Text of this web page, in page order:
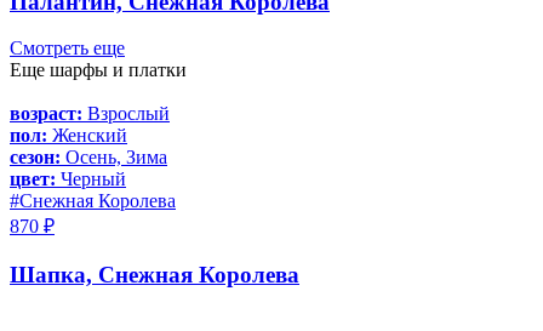
Смотреть еще
Еще шарфы и платки
возраст: Взрослый
пол: Женский
сезон: Осень, Зима
цвет: Черный
#Снежная Королева
870 ₽
Шапка, Снежная Королева